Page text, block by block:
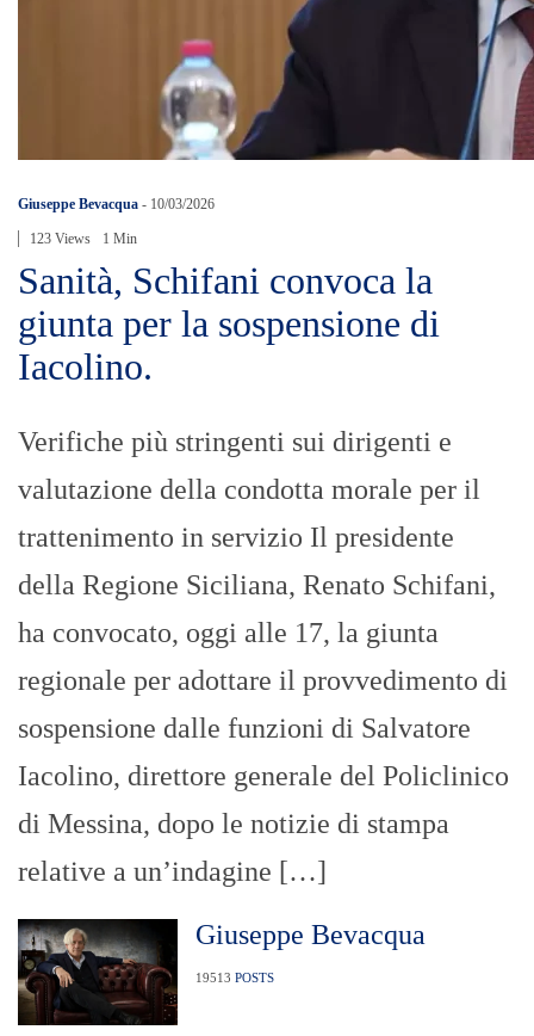
Giuseppe Bevacqua - 10/03/2026
123 Views 1 Min
Sanità, Schifani convoca la
giunta per la sospensione di
Iacolino.
Verifiche più stringenti sui dirigenti e
valutazione della condotta morale per il
trattenimento in servizio Il presidente
della Regione Siciliana, Renato Schifani,
ha convocato, oggi alle 17, la giunta
regionale per adottare il provvedimento di
sospensione dalle funzioni di Salvatore
Iacolino, direttore generale del Policlinico
di Messina, dopo le notizie di stampa
relative a un’indagine […]
Giuseppe Bevacqua
19513 POSTS